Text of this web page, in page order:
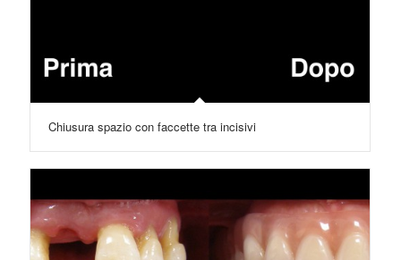
Chiusura spazio con faccette tra incisivi